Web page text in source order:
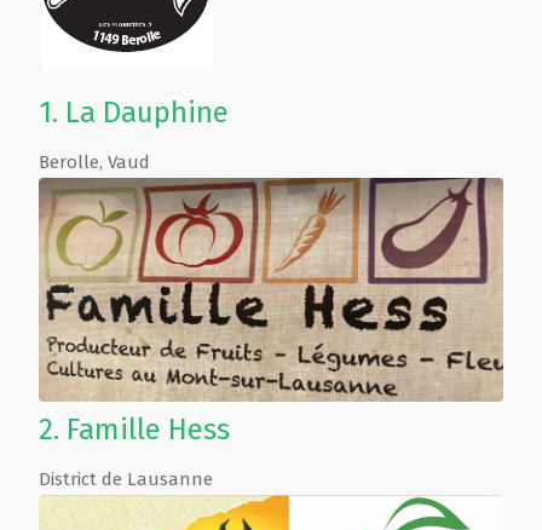
1. La Dauphine
Berolle, Vaud
2. Famille Hess
District de Lausanne